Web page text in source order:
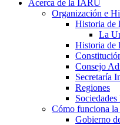
Acerca de la IARU
Organización e
Historia de
La
Historia de
Consejo
Secretaría
Regiones
Cómo funciona la
Gobierno